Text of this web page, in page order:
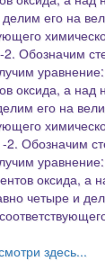
его на
Обозначим
оксида, а над
его на
Обозначим
оксида, а
четыре и
здесь...